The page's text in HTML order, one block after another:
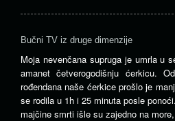
Bučni TV iz druge dimenzije
Moja nevenčana supruga je umrla u
amanet četverogodišnju ćerkicu.
rođendana naše ćerkice prošlo je
se rodila u 1h i 25 minuta posle
majčine smrti išle su zajedno na